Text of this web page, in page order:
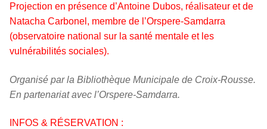
Projection en présence d’Antoine Dubos, réalisateur et de
Natacha Carbonel, membre de l’Orspere-Samdarra
(observatoire national sur la santé mentale et les
vulnérabilités sociales).
Organisé par la Bibliothèque Municipale de Croix-Rousse.
En partenariat avec l’Orspere-Samdarra.
INFOS & RÉSERVATION :